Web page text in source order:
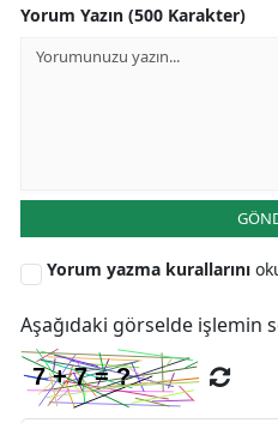
Yorum Yazın (500 Karakter)
Yorum yazma kurallarını
Aşağıdaki görselde işlemin